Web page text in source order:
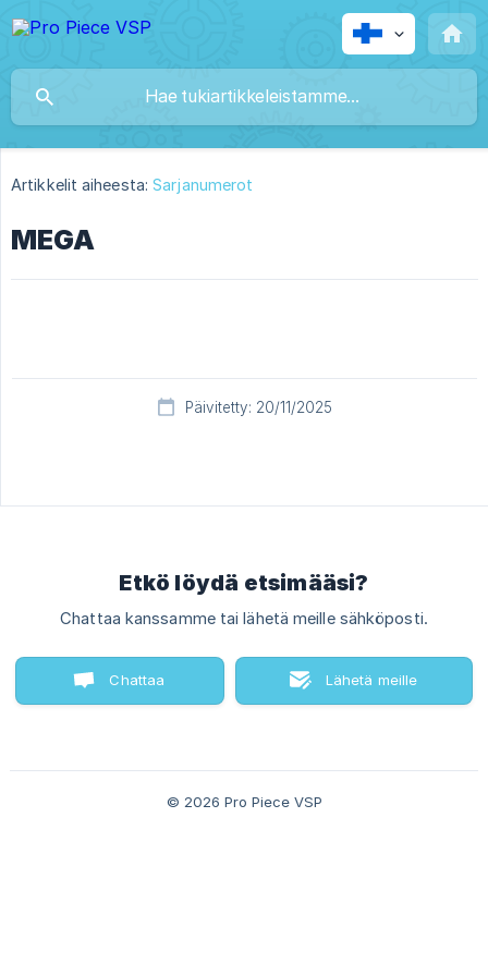
Artikkelit aiheesta: Sarjanumerot
MEGA
Päivitetty: 20/11/2025
Etkö löydä etsimääsi?
Chattaa kanssamme tai lähetä meille sähköposti.
Chattaa Lähetä meille
© 2026 Pro Piece VSP